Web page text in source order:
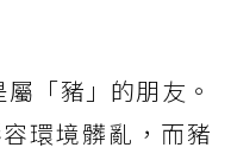
「豬」的朋友。
環境髒亂，而豬